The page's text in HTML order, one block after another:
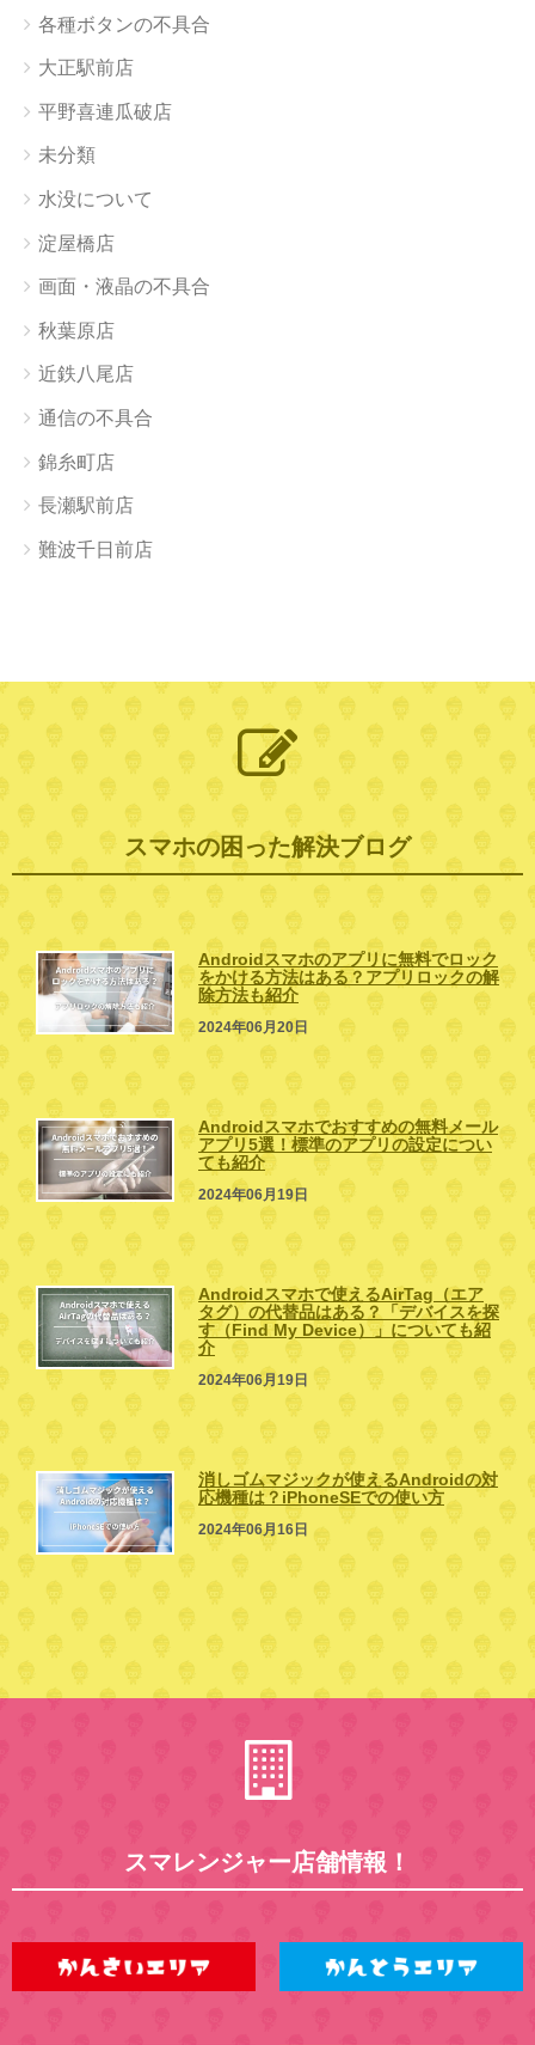
各種ボタンの不具合
大正駅前店
平野喜連瓜破店
未分類
水没について
淀屋橋店
画面・液晶の不具合
秋葉原店
近鉄八尾店
通信の不具合
錦糸町店
長瀬駅前店
難波千日前店
スマホの困った解決ブログ
Androidスマホのアプリに無料でロック
をかける方法はある？アプリロックの解
除方法も紹介
2024年06月20日
Androidスマホでおすすめの無料メール
アプリ5選！標準のアプリの設定につい
ても紹介
2024年06月19日
Androidスマホで使えるAirTag（エア
タグ）の代替品はある？「デバイスを探
す（Find My Device）」についても紹
介
2024年06月19日
消しゴムマジックが使えるAndroidの対
応機種は？iPhoneSEでの使い方
2024年06月16日
スマレンジャー店舗情報！